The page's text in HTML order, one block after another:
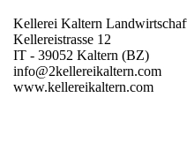
Kellerei Kaltern
Kellereistrasse 12
IT - 39052 Kaltern (BZ)
info@2kellereikaltern.com
www.kellereikaltern.com